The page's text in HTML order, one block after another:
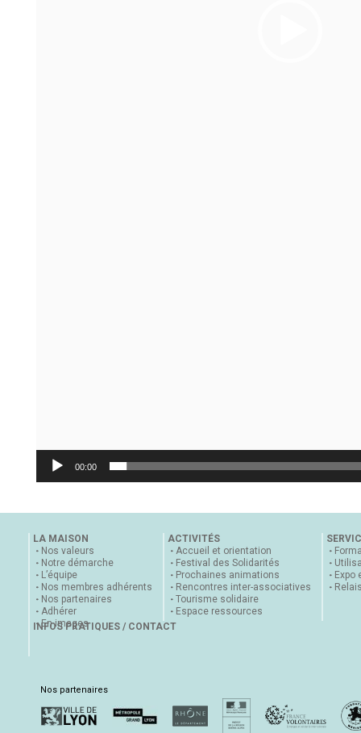
00:00
LA MAISON
Nos valeurs
Notre démarche
L’équipe
Nos membres adhérents
Nos partenaires
Adhérer
En images
ACTIVITÉS
Accueil et orientation
Festival des Solidarités
Prochaines animations
Rencontres inter-associatives
Tourisme solidaire
Espace ressources
Expo
INFOS PRATIQUES / CONTACT
Nos partenaires